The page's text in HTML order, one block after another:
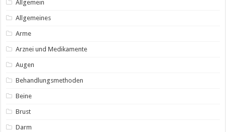
Allgemein
Allgemeines
Arme
Arznei und Medikamente
Augen
Behandlungsmethoden
Beine
Brust
Darm